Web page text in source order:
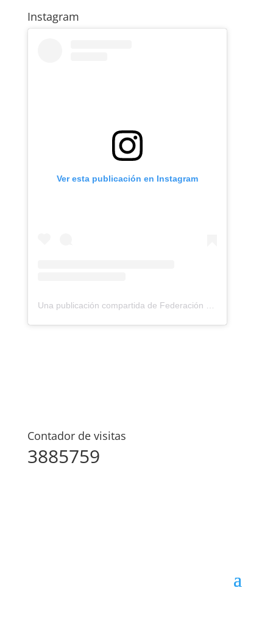
Instagram
Ver esta publicación en Instagram
Una publicación compartida de Federación Montañismo Tenerife (@federacion_montanismo_tenerife)
Contador de visitas
3885759